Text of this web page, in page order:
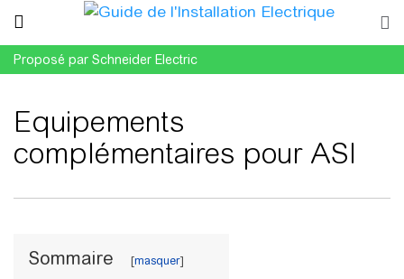
Proposé par Schneider Electric
Equipements
complémentaires pour ASI
Sommaire